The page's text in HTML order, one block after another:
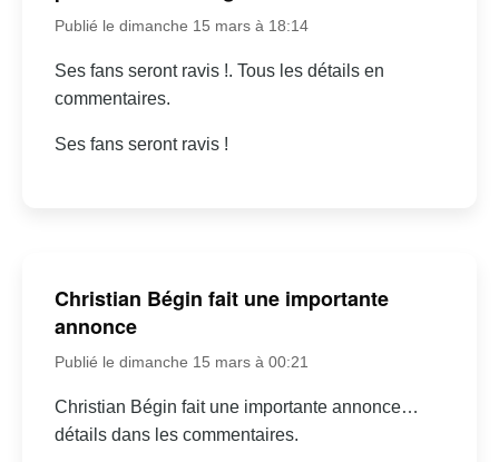
Publié le dimanche 15 mars à 18:14
Ses fans seront ravis !. Tous les détails en
commentaires.
Ses fans seront ravis !
Christian Bégin fait une importante
annonce
Publié le dimanche 15 mars à 00:21
Christian Bégin fait une importante annonce…
détails dans les commentaires.